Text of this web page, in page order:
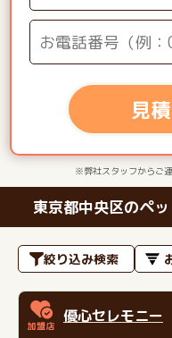
見
※弊社スタッフからご
東京都中央区のペ
絞り込み検索
優心セレモニー